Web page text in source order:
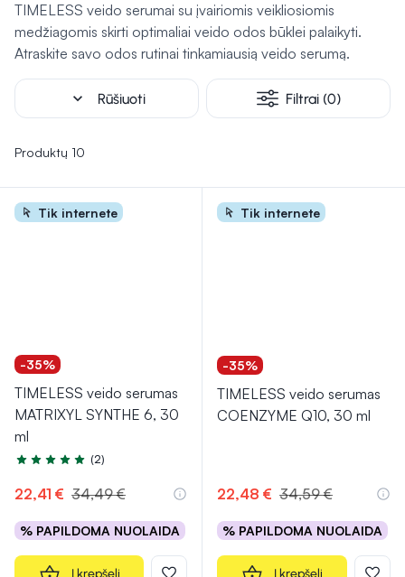
jaustis geriau. Rūpestingai pasirinkta kosmetikagali
pagerinti odos būklęir suteikti pasitikėjimo kasdien.
TIMELESS veido serumai su įvairiomis veikliosiomis
medžiagomis skirti optimaliai veido odos būklei palaikyti.
Atraskite savo odos rutinai tinkamiausią veido serumą.
expand_more Rūšiuoti Filtrai (0)
Produktų 10
Tik internete
-35%
TIMELESS veido serumas
MATRIXYL SYNTHE 6, 30
ml
Įvertinimas 5.0 iš 5
(2)
22,41 € 34,49 €
% PAPILDOMA NUOLAIDA
Į krepšelį
Tik internete
-35%
TIMELESS veido serumas
COENZYME Q10, 30 ml
22,48 € 34,59 €
% PAPILDOMA NUOLAIDA
Į krepšelį